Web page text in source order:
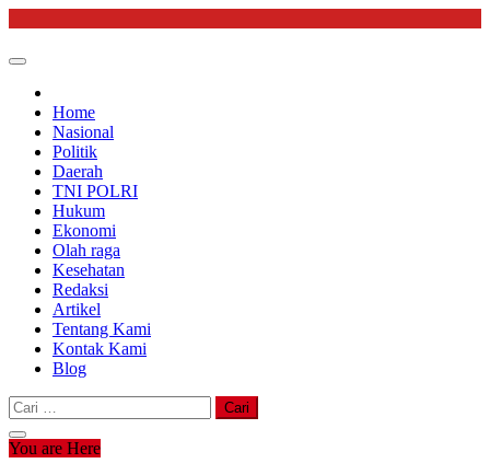
content
Home
Nasional
Politik
Daerah
TNI POLRI
Hukum
Ekonomi
Olah raga
Kesehatan
Redaksi
Artikel
Tentang Kami
Kontak Kami
Blog
Cari
untuk:
You are Here